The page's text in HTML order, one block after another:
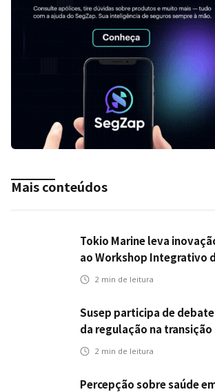
Mais conteúdos
Tokio Marine leva
ao Workshop Integrativo
2 min de leitura
Susep participa de
da regulação na
2 min de leitura
Percepção sobre saúde